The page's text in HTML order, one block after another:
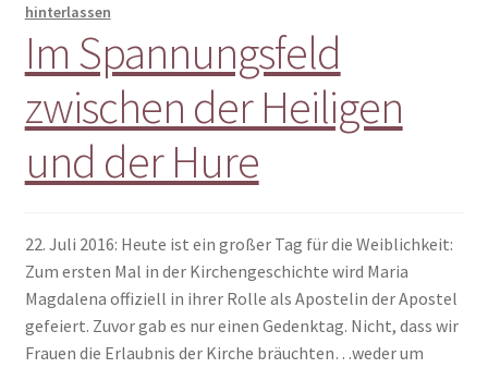
Erfahrungen
Warenkorb
hinterlassen
Im Spannungsfeld
zwischen der Heiligen
und der Hure
22. Juli 2016: Heute ist ein großer Tag für die Weiblichkeit:
Zum ersten Mal in der Kirchengeschichte wird Maria
Magdalena offiziell in ihrer Rolle als Apostelin der Apostel
gefeiert. Zuvor gab es nur einen Gedenktag. Nicht, dass wir
Frauen die Erlaubnis der Kirche bräuchten…weder um